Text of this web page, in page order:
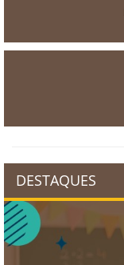
DESTAQUES